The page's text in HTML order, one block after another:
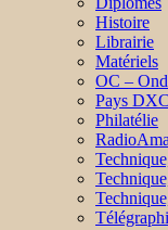
Histoire
Librairie
Matériels
OC –
Pays
Philatélie